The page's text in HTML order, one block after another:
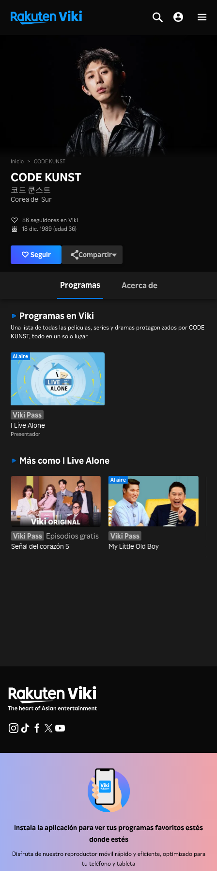
Instala la aplicación para ver tus programas favoritos estés
donde estés
Disfruta de nuestro reproductor móvil rápido y eficiente, optimizado para
tu teléfono y tableta
Inicio > CODE KUNST
CODE KUNST
코드 쿤스트
Corea del Sur
86 seguidores en Viki
18 dic. 1989 (edad 36)
Seguir Compartir
Programas Acerca de
Programas en Viki
Una lista de todas las películas, series y dramas protagonizados por CODE
KUNST, todo en un solo lugar.
Al aire
Viki Pass
I Live Alone
Presentador
Más como I Live Alone
Viki Pass Episodios gratis
Señal del corazón 5
Al aire
Viki Pass
My Little Old Boy
Centro de prensa
Términos de Uso